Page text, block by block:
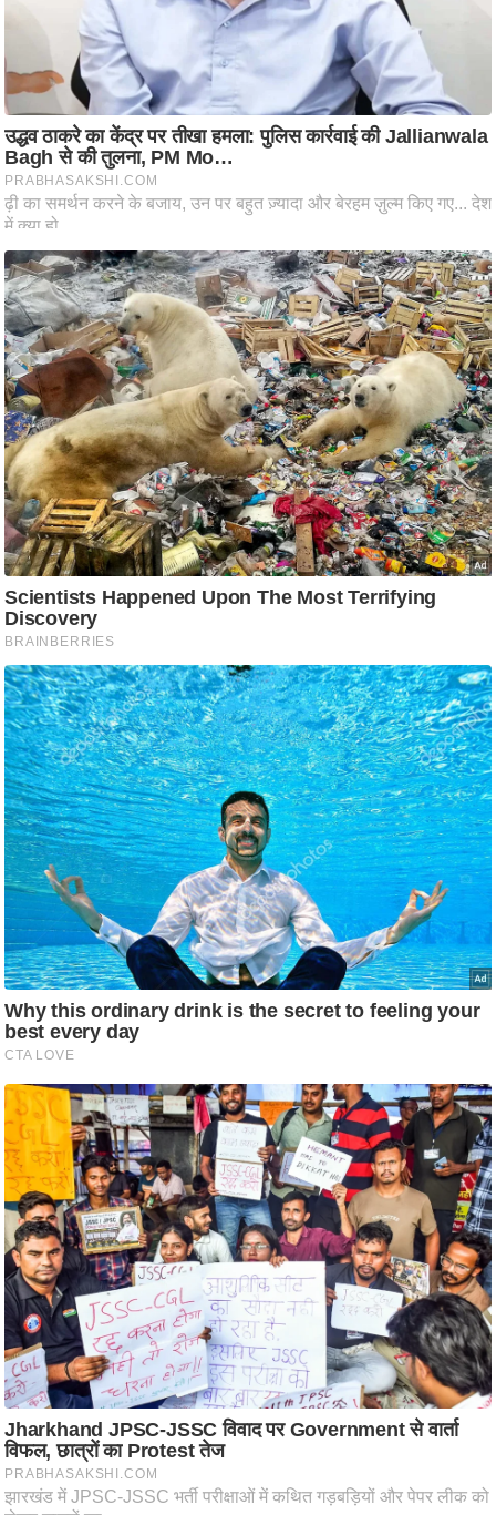
ण
स
म
सा
म
यि
मा
तृ
भू
मि
स्तं
भ
ए
म
.
आ
र
.
आ
ई
.
चा
य
प
र
स
मी
क्षा
ध
र्म
ज्यो
ति
ष
प्र
भु
म
हि
मा
/
ध
र्म
स्थ
ल
व्र
त
त्यो
हा
र